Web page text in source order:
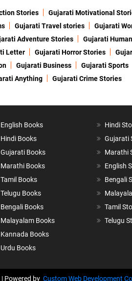
Stories Gujarati Motivational
Gujarati Travel stories Gujarati
Adventure Stories Gujarati
Letter Gujarati Horror Stories
Gujarati Business Gujarati Sports
Anything
Gujarati Crime Stories
English Books
Hindi Books
Gujarati Books
Marathi Books
Tamil Books
Telugu Books
Bengali Books
Malayalam Books
Kannada Books
Urdu Books
Hindi
Gujarati
Marathi
English
Bengali
Tamil
Telugu
Powered by Custom Web Development